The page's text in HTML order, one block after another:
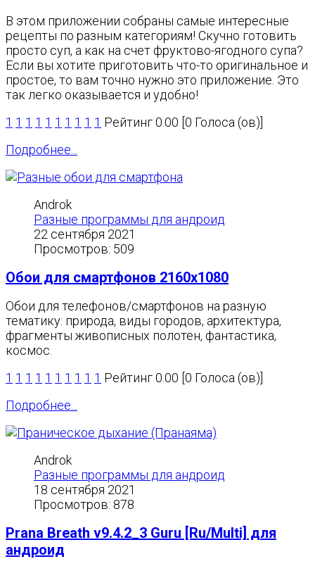
В этом приложении собраны самые интересные
рецепты по разным категориям! Скучно готовить
просто суп, а как на счет фруктово-ягодного супа?
Если вы хотите приготовить что-то оригинальное и
простое, то вам точно нужно это приложение. Это
так легко оказывается и удобно!
1 1 1 1 1 1 1 1 1 1 Рейтинг 0.00 [0 Голоса (ов)]
Подробнее...
Androk
Разные программы для андроид
22 сентября 2021
Просмотров: 509
Обои для смартфонов 2160x1080
Обои для телефонов/смартфонов на разную
тематику: природа, виды городов, архитектура,
фрагменты живописных полотен, фантастика,
космос.
1 1 1 1 1 1 1 1 1 1 Рейтинг 0.00 [0 Голоса (ов)]
Подробнее...
Androk
Разные программы для андроид
18 сентября 2021
Просмотров: 878
Prana Breath v9.4.2_3 Guru [Ru/Multi] для
андроид